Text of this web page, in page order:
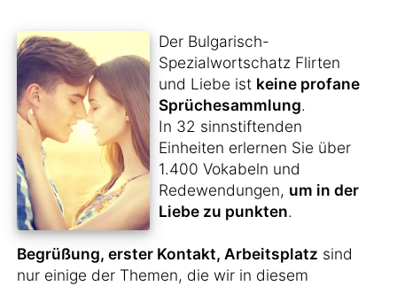
Der Bulgarisch-
Spezialwortschatz Flirten
und Liebe ist keine profane
Sprüchesammlung.
In 32 sinnstiftenden
Einheiten erlernen Sie über
1.400 Vokabeln und
Redewendungen, um in der
Liebe zu punkten.
Begrüßung, erster Kontakt, Arbeitsplatz sind
nur einige der Themen, die wir in diesem